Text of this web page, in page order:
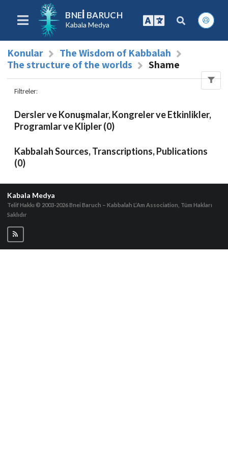
BNEI BARUCH
Kabala Medya
Konular
The Wisdom of Kabbalah
The structure of the worlds
Shame
Filtreler:
Dersler ve Konuşmalar, Kongreler ve Etkinlikler,
Programlar ve Klipler (0)
Kabbalah Sources, Transcriptions, Publications
(0)
Kabala Medya
Telif Hakkı © 2003-2026Bnei Baruch – Kabbalah L’Am Association, Tüm Hakları
Saklıdır